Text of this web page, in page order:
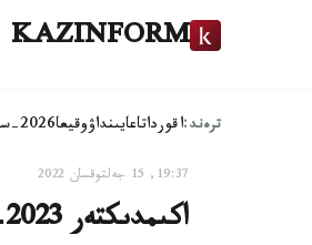
KAZINFORM
ترەند:اقورداتاعايىنداۋوقيعا2026-سايلاۋ
19:37, 15 جەلتوقسان 2022